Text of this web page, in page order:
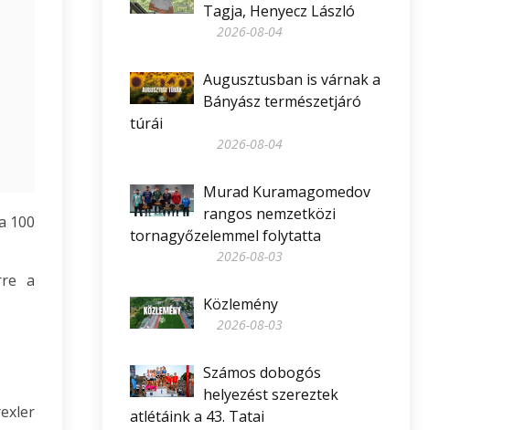
100
a
Tagja, Henyecz László
2026-08-04
Augusztusban is várnak a
Bányász természetjáró
túrái
2026-08-04
Murad Kuramagomedov
rangos nemzetközi
tornagyőzelemmel folytatta
2026-08-03
Közlemény
2026-08-03
Számos dobogós
helyezést szereztek
atlétáink a 43. Tatai